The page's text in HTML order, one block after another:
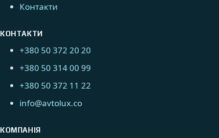
Контакти
КОНТАКТИ
+380 50 372 20 20
+380 50 314 00 99
+380 50 372 11 22
info@avtolux.co
КОМПАНІЯ